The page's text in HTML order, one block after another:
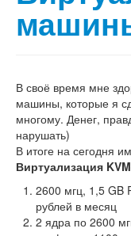
В своё время мне
машины, которые я
многому. Денег,
нарушать)
В итоге на сегодня
Виртуализация
2600 мгц, 1,5 GB
рублей в месяц
2 ядра по 2600